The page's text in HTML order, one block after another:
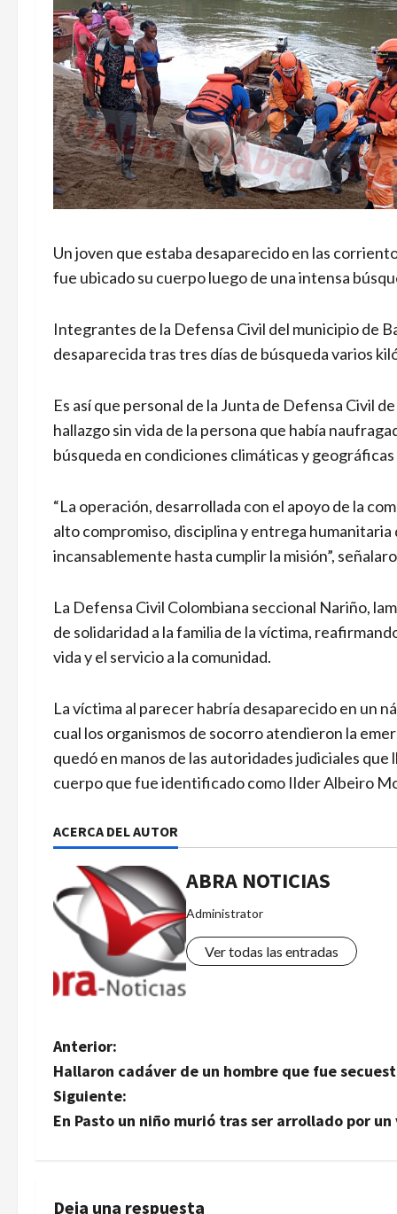
Un joven que estaba desaparecido en las
fue ubicado su cuerpo luego de una intensa
Integrantes de la Defensa Civil del municipio de
desaparecida tras tres días de búsqueda varios
Es así que personal de la Junta de Defensa Civil
hallazgo sin vida de la persona que había
búsqueda en condiciones climáticas y geográficas
“La operación, desarrollada con el apoyo de la
alto compromiso, disciplina y entrega
incansablemente hasta cumplir la misión”,
La Defensa Civil Colombiana seccional Nariño,
de solidaridad a la familia de la víctima,
vida y el servicio a la comunidad.
La víctima al parecer habría desaparecido en un
cual los organismos de socorro atendieron la
quedó en manos de las autoridades judiciales
cuerpo que fue identificado como Ilder Albeiro
ACERCA DEL AUTOR
ABRA NOTICIAS
Administrator
Ver todas las entradas
N
a
v
g
Anterior:
Hallaron cadáver de un hombre que fue
Siguiente:
En Pasto un niño murió tras ser arrollado por
Deja una respuesta